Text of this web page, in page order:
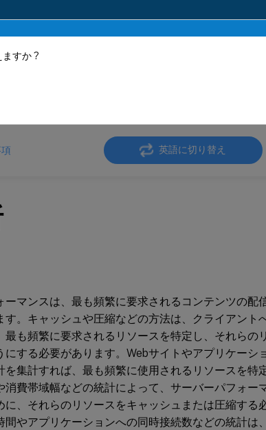
英語に切り替え
マンスは、最も頻繁に要求されるコンテンツの配
。キャッシュや圧縮などの方法は、クライアント
も頻繁に要求されるリソースを特定し、それらの
する必要があります。Webサイトやアプリケーシ
を集計すれば、最も頻繁に使用されるリソースを特
費帯域幅などの統計によって、サーバーパフォー
、それらのリソースをキャッシュまたは圧縮する
やアプリケーションへの同時接続数などの統計は
すか ?